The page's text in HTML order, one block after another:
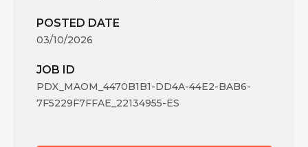
POSTED DATE
03/10/2026
JOB ID
PDX_MAOM_4470B1B1-DD4A-44E2-BAB6-
7F5229F7FFAE_22134955-ES